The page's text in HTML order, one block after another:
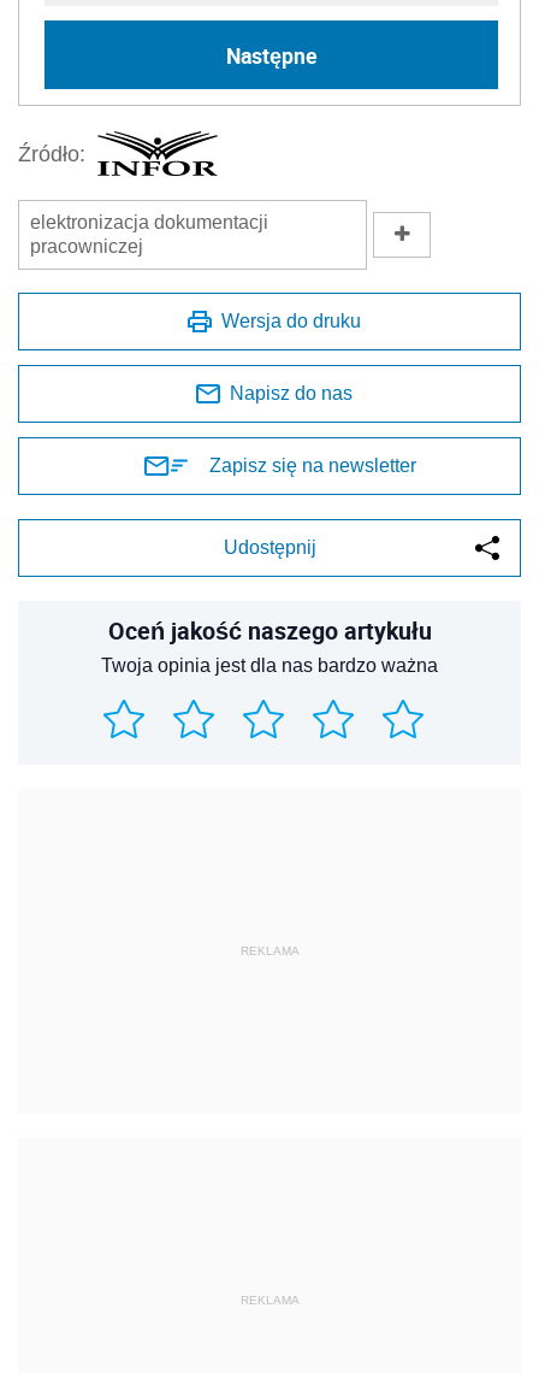
Następne
Źródło:
elektronizacja dokumentacji
pracowniczej
Wersja do druku
Napisz do nas
Zapisz się na newsletter
Udostępnij
Oceń jakość naszego artykułu
Twoja opinia jest dla nas bardzo ważna
REKLAMA
REKLAMA